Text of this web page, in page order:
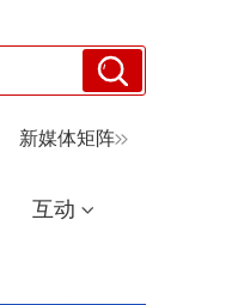
新媒体矩阵
互动